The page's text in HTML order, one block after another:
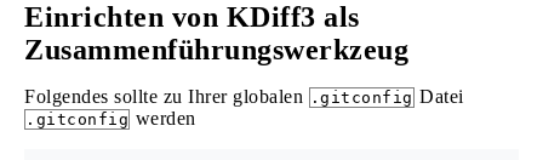
Einrichten von KDiff3 als
Zusammenführungswerkzeug
Folgendes sollte zu Ihrer globalen .gitconfig Datei
.gitconfig werden